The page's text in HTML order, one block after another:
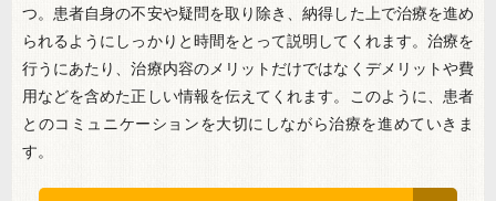
つ。患者自身の不安や疑問を取り除き、納得した上で治療を進め
られるようにしっかりと時間をとって説明してくれます。治療を
行うにあたり、治療内容のメリットだけではなくデメリットや費
用などを含めた正しい情報を伝えてくれます。このように、患者
とのコミュニケーションを大切にしながら治療を進めていきま
す。